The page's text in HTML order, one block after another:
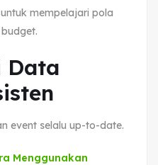
mempelajari pola
Data
event selalu up-to-date.
Menggunakan